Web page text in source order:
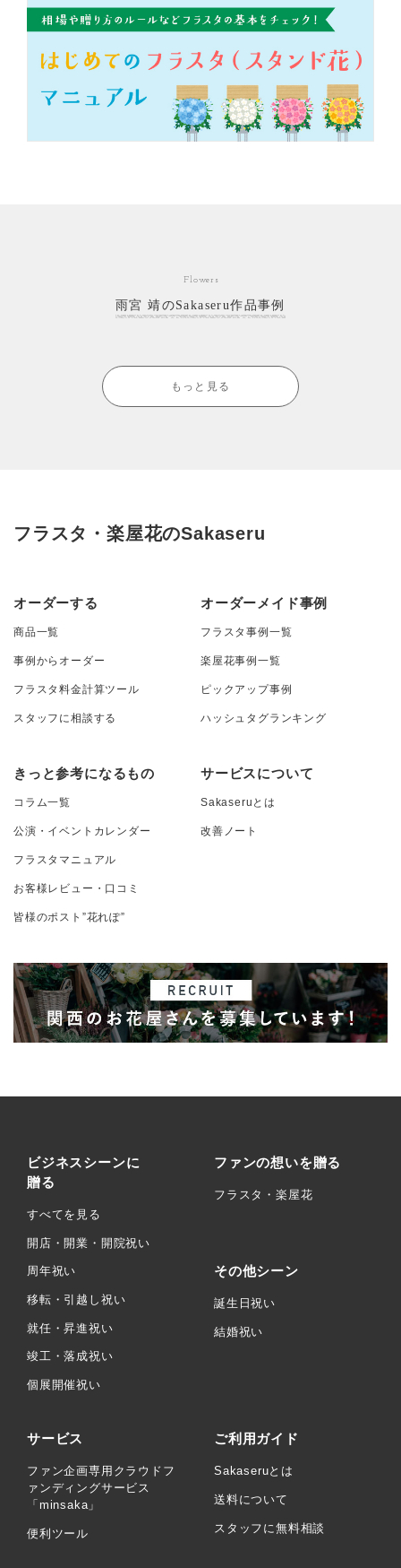
Flowers
雨宮 靖のSakaseru作品事例
もっと見る
フラスタ・楽屋花のSakaseru
オーダーする
商品一覧
事例からオーダー
フラスタ料金計算ツール
スタッフに相談する
オーダーメイド事例
フラスタ事例一覧
楽屋花事例一覧
ピックアップ事例
ハッシュタグランキング
きっと参考になるもの
コラム一覧
公演・イベントカレンダー
フラスタマニュアル
お客様レビュー・口コミ
皆様のポスト”花れぽ”
サービスについて
Sakaseruとは
改善ノート
ビジネスシーンに
贈る
すべてを見る
開店・開業・開院祝い
周年祝い
移転・引越し祝い
就任・昇進祝い
竣工・落成祝い
個展開催祝い
ファンの想いを贈る
フラスタ・楽屋花
その他シーン
誕生日祝い
結婚祝い
サービス
ファン企画専用クラウドフ
ァンディングサービス
「minsaka」
便利ツール
ご利用ガイド
Sakaseruとは
送料について
スタッフに無料相談